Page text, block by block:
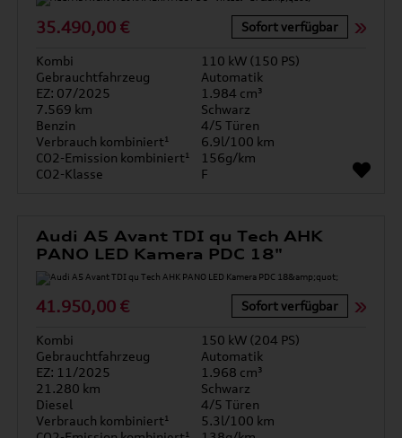
35.490,00 € Sofort verfügbar
Kombi
110 kW (150 PS)
Gebrauchtfahrzeug
Automatik
EZ: 07/2025
1.984 cm³
7.569 km
Schwarz
Benzin
4/5 Türen
Verbrauch kombiniert¹
6.9l/100 km
CO2-Emission kombiniert¹
156g/km
CO2-Klasse
F
Audi A5 Avant TDI qu Tech AHK
PANO LED Kamera PDC 18"
41.950,00 € Sofort verfügbar
Kombi
150 kW (204 PS)
Gebrauchtfahrzeug
Automatik
EZ: 11/2025
1.968 cm³
21.280 km
Schwarz
Diesel
4/5 Türen
Verbrauch kombiniert¹
5.3l/100 km